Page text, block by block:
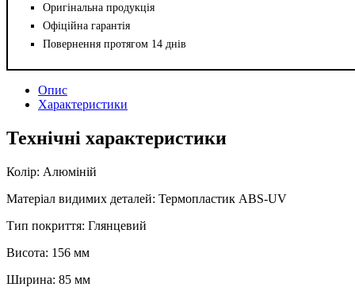
Оригінальна продукція
Офіційна гарантія
Повернення протягом 14 днів
Опис
Характеристики
Технічні характеристики
Колір: Алюміній
Матеріал видимих деталей: Термопластик ABS-UV
Тип покриття: Глянцевий
Висота: 156 мм
Ширина: 85 мм